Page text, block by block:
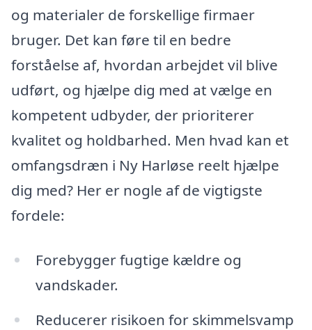
og materialer de forskellige firmaer
bruger. Det kan føre til en bedre
forståelse af, hvordan arbejdet vil blive
udført, og hjælpe dig med at vælge en
kompetent udbyder, der prioriterer
kvalitet og holdbarhed. Men hvad kan et
omfangsdræn i Ny Harløse reelt hjælpe
dig med? Her er nogle af de vigtigste
fordele:
Forebygger fugtige kældre og
vandskader.
Reducerer risikoen for skimmelsvamp